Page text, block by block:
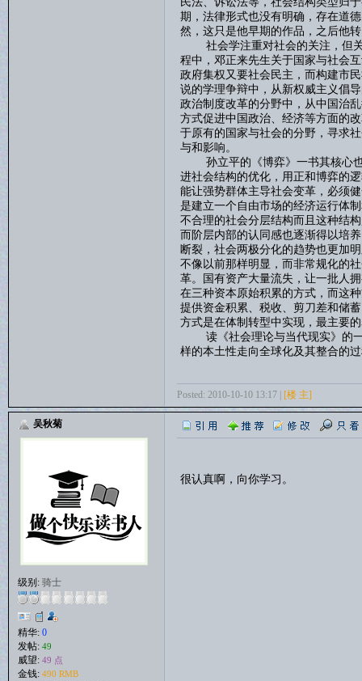
期，法律形式也没有明确，存在道
然，这只是他早期的作品，之后他
社会学注重对社会的关注，但关
程中，邓正来先生关于国家与社会
政府集权又要社会民主，而构建市
说的学理争辩中，从新权威主义倡
政治制度改革的分野中，从中国治
方式促进中国政治、经济等方面的
于原有的国家与社会的分野，寻求
与和影响。
孙立平的《博弈》一书其核心也
进社会结构的优化，用正和博弈的
能让强势群体主导社会变革，必须
是建立一个自由市场的经济运行体
不合理的社会分层结构而且这种结
而阶层内部的认同感也逐渐得以培
断裂，社会两极分化的趋势也更加
不像以前那样明显，而非常规化的
革。国有资产大量流失，让一批人
在三种资本原始积累的方式，而这
提供资金积累、税收、剪刀差和储
方式是在体制转型中实现，最主要
读《社会理论与当代现实》的一
样的本土性走向全球化及其整合的
Posted: 2010-10-10 13:17 | [楼 主]
吴秋菊
级别: 骑士
精华: 0
发帖: 49
威望: 49 点
金钱: 490 RMB
很认真啊，向你学习。